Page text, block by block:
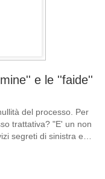
e le ''faide''
del processo. Per
trattativa? "E' un non
segreti di sinistra e…